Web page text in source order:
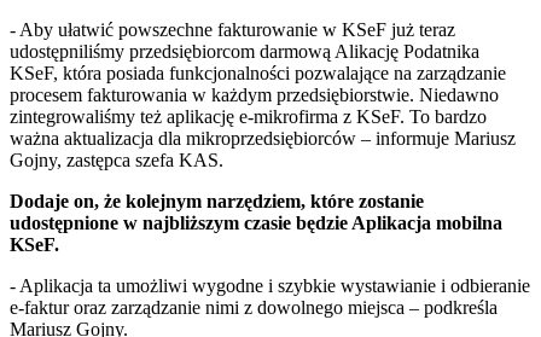
- Aby ułatwić powszechne fakturowanie w KSeF już teraz
udostępniliśmy przedsiębiorcom darmową Alikację Podatnika
KSeF, która posiada funkcjonalności pozwalające na zarządzanie
procesem fakturowania w każdym przedsiębiorstwie. Niedawno
zintegrowaliśmy też aplikację e-mikrofirma z KSeF. To bardzo
ważna aktualizacja dla mikroprzedsiębiorców – informuje Mariusz
Gojny, zastępca szefa KAS.
Dodaje on, że kolejnym narzędziem, które zostanie
udostępnione w najbliższym czasie będzie Aplikacja mobilna
KSeF.
- Aplikacja ta umożliwi wygodne i szybkie wystawianie i odbieranie
e-faktur oraz zarządzanie nimi z dowolnego miejsca – podkreśla
Mariusz Gojny.